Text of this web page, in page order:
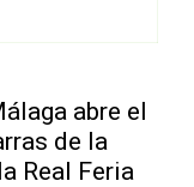
abre el
de la
Real Feria